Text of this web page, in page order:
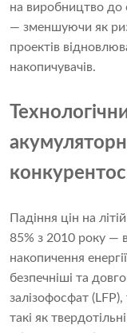
на виробництво до
— зменшуючи як
проектів
накопичувачів.
Падіння цін на
85% з 2010 року —
накопичення
безпечніші та
залізофосфат (LFP),
такі як